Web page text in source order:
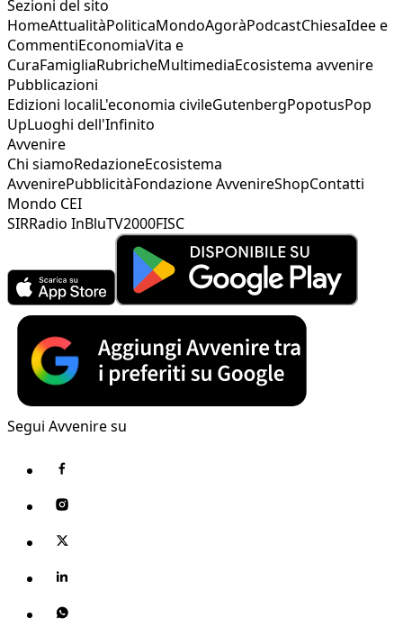
Sezioni del sito
HomeAttualitàPoliticaMondoAgoràPodcastChiesaIdee e
CommentiEconomiaVita e
CuraFamigliaRubricheMultimediaEcosistema avvenire
Pubblicazioni
Edizioni localiL'economia civileGutenbergPopotusPop
UpLuoghi dell'Infinito
Avvenire
Chi siamoRedazioneEcosistema
AvvenirePubblicitàFondazione AvvenireShopContatti
Mondo CEI
SIRRadio InBluTV2000FISC
Segui Avvenire su